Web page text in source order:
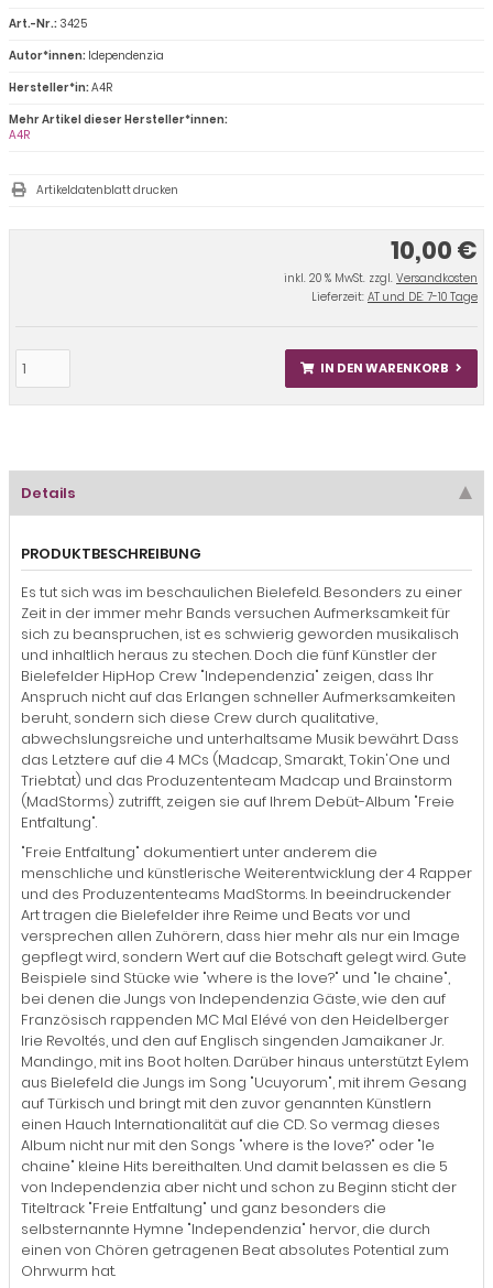
10,00 €
inkl. 20 % MwSt. zzgl. Versandkosten
Lieferzeit: AT und DE: 7-10 Tage
IN DEN WARENKORB
Art.-Nr.: 3425
Autor*innen: Idependenzia
Hersteller*in:A4R
Mehr Artikel dieser Hersteller*innen:
A4R
Artikeldatenblatt drucken
Details
PRODUKTBESCHREIBUNG
Es tut sich was im beschaulichen Bielefeld. Besonders zu einer
Zeit in der immer mehr Bands versuchen Aufmerksamkeit für
sich zu beanspruchen, ist es schwierig geworden musikalisch
und inhaltlich heraus zu stechen. Doch die fünf Künstler der
Bielefelder HipHop Crew "Independenzia" zeigen, dass Ihr
Anspruch nicht auf das Erlangen schneller Aufmerksamkeiten
beruht, sondern sich diese Crew durch qualitative,
abwechslungsreiche und unterhaltsame Musik bewährt. Dass
das Letztere auf die 4 MCs (Madcap, Smarakt, Tokin'One und
Triebtat) und das Produzententeam Madcap und Brainstorm
(MadStorms) zutrifft, zeigen sie auf Ihrem Debüt-Album "Freie
Entfaltung".
"Freie Entfaltung" dokumentiert unter anderem die
menschliche und künstlerische Weiterentwicklung der 4 Rapper
und des Produzententeams MadStorms. In beeindruckender
Art tragen die Bielefelder ihre Reime und Beats vor und
versprechen allen Zuhörern, dass hier mehr als nur ein Image
gepflegt wird, sondern Wert auf die Botschaft gelegt wird. Gute
Beispiele sind Stücke wie "where is the love?" und "le chaine",
bei denen die Jungs von Independenzia Gäste, wie den auf
Französisch rappenden MC Mal Elévé von den Heidelberger
Irie Revoltés, und den auf Englisch singenden Jamaikaner Jr.
Mandingo, mit ins Boot holten. Darüber hinaus unterstützt Eylem
aus Bielefeld die Jungs im Song "Ucuyorum", mit ihrem Gesang
auf Türkisch und bringt mit den zuvor genannten Künstlern
einen Hauch Internationalität auf die CD. So vermag dieses
Album nicht nur mit den Songs "where is the love?" oder "le
chaine" kleine Hits bereithalten. Und damit belassen es die 5
von Independenzia aber nicht und schon zu Beginn sticht der
Titeltrack "Freie Entfaltung" und ganz besonders die
selbsternannte Hymne "Independenzia" hervor, die durch
einen von Chören getragenen Beat absolutes Potential zum
Ohrwurm hat.